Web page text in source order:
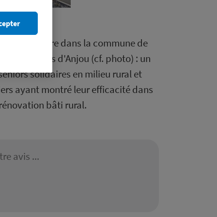
solidaire dans la commune de
des Bois d'Anjou (cf. photo) : un
solidaires en milieu rural et
ayant montré leur efficacité dans
bâti rural.